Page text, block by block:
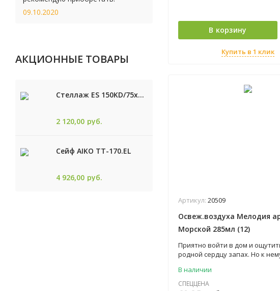
09.10.2020
АКЦИОННЫЕ ТОВАРЫ
Стеллаж ES 150KD/75x30/4 оцинк
2 120,00 руб.
Сейф AIKO TТ-170.EL
4 926,00 руб.
В корзину
Купить в 1 клик
Артикул: 20509
Освеж.воздуха Мелодия
Морской 285мл (12)
Приятно войти в дом и
родной сердцу запах. Но к
что сильно портит
аромат, который царит в
В наличии
СПЕЦЦЕНА